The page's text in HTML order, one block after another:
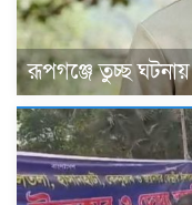
রূপগঞ্জে তুচ্ছ ঘটনায়